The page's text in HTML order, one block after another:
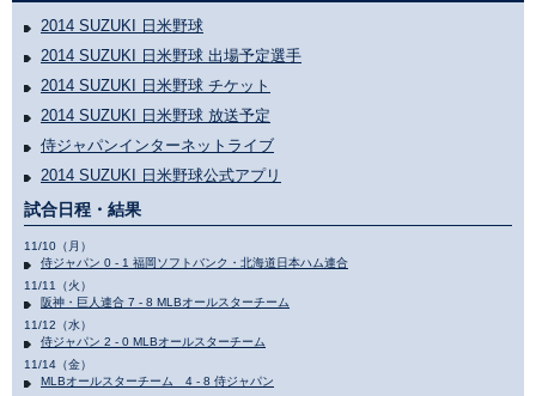
2014 SUZUKI 日米野球
2014 SUZUKI 日米野球 出場予定選手
2014 SUZUKI 日米野球 チケット
2014 SUZUKI 日米野球 放送予定
侍ジャパンインターネットライブ
2014 SUZUKI 日米野球公式アプリ
試合日程・結果
11/10（月）
侍ジャパン 0 - 1 福岡ソフトバンク・北海道日本ハム連合
11/11（火）
阪神・巨人連合 7 - 8 MLBオールスターチーム
11/12（水）
侍ジャパン 2 - 0 MLBオールスターチーム
11/14（金）
MLBオールスターチーム 4 - 8 侍ジャパン